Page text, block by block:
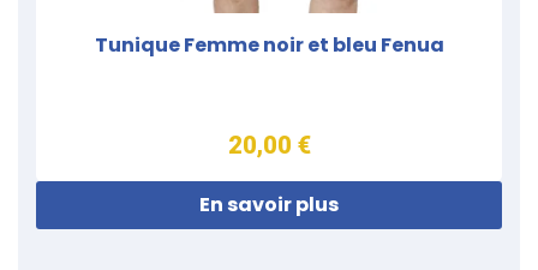
Tunique Femme noir et bleu Fenua
20,00 €
En savoir plus